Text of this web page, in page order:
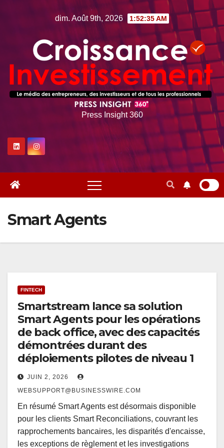
dim. Août 9th, 2026 1:52:35 AM
Press Insight 360
Smart Agents
FINTECH
Smartstream lance sa solution
Smart Agents pour les opérations
de back office, avec des capacités
démontrées durant des
déploiements pilotes de niveau 1
JUIN 2, 2026
WEBSUPPORT@BUSINESSWIRE.COM
En résumé Smart Agents est désormais disponible
pour les clients Smart Reconciliations, couvrant les
rapprochements bancaires, les disparités d'encaisse,
les exceptions de règlement et les investigations